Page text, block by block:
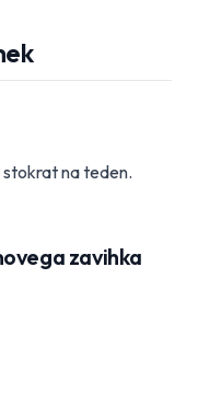
stokrat na teden.
zavihka